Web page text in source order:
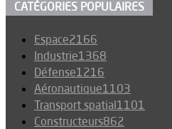
CATÉGORIES POPULAIRES
Espace2166
Industrie1368
Défense1216
Aéronautique1103
Transport spatial1101
Constructeurs862